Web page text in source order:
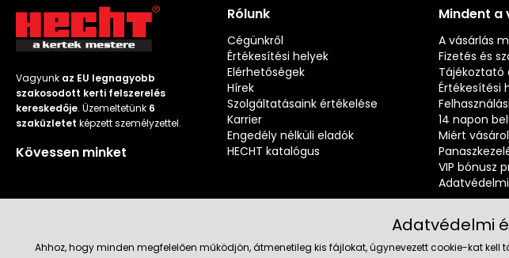
Vagyunk az EU legnagyobb
szakosodott kerti felszerelés
kereskedője. Üzemeltetünk 6
szaküzletet képzett személyzettel.
Kövessen minket
Rólunk
Cégünkről
Értékesítési helyek
Elérhetőségek
Hírek
Szolgáltatásaink értékelése
Karrier
Engedély nélküli eladók
HECHT katalógus
Mindent a
A vásárlás
Fizetés és
Tájékoztató
Értékesítési
14 napon
Miért
VIP bónusz
Adatvédelmi
Ahhoz, hogy minden megfelelően működjön, átmenetileg kis fájlokat, úgynevezett cookie-kat